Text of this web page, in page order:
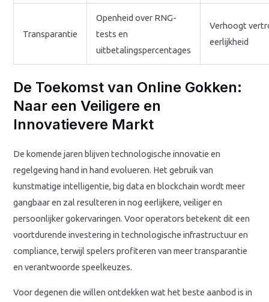
Transparantie
Openheid over RNG-
tests en
uitbetalingspercentages
Verhoogt
eerlijkheid
De Toekomst van Online Gokken:
Naar een Veiligere en
Innovatievere Markt
De komende jaren blijven technologische innovatie en
regelgeving hand in hand evolueren. Het gebruik van
kunstmatige intelligentie, big data en blockchain wordt meer
gangbaar en zal resulteren in nog eerlijkere, veiliger en
persoonlijker gokervaringen. Voor operators betekent dit een
voortdurende investering in technologische infrastructuur en
compliance, terwijl spelers profiteren van meer transparantie
en verantwoorde speelkeuzes.
Voor degenen die willen ontdekken wat het beste aanbod is in